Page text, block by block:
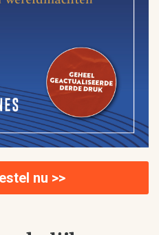
nu >>